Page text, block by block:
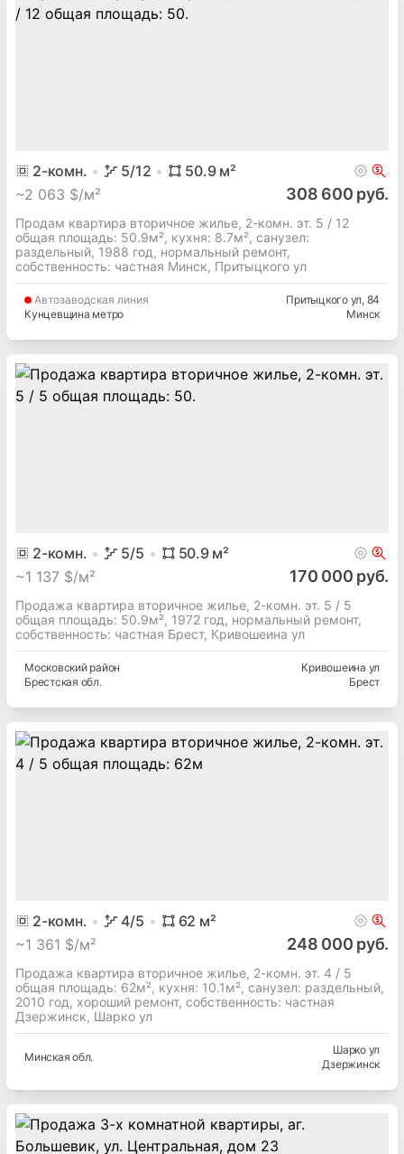
2-комн. 5/12 50.9м²
~2 063 $/м² 308 600 руб.
Продам квартира вторичное жилье, 2-комн. эт. 5 / 12
общая площадь: 50.9м², кухня: 8.7м², cанузел:
раздельный, 1988 год, нормальный ремонт,
собственность: частная Минск, Притыцкого ул
Автозаводская линия
Кунцевщина метро
Притыцкого ул, 84
Минск
2-комн. 5/5 50.9м²
~1 137 $/м² 170 000 руб.
Продажа квартира вторичное жилье, 2-комн. эт. 5 / 5
общая площадь: 50.9м², 1972 год, нормальный ремонт,
собственность: частная Брест, Кривошеина ул
Московскийрайон
Брестская обл.
Кривошеина ул
Брест
2-комн. 4/5 62 м²
~1 361 $/м² 248 000 руб.
Продажа квартира вторичное жилье, 2-комн. эт. 4 / 5
общая площадь: 62м², кухня: 10.1м², cанузел: раздельный,
2010 год, хороший ремонт, собственность: частная
Дзержинск, Шарко ул
Минская обл.
Шарко ул
Дзержинск